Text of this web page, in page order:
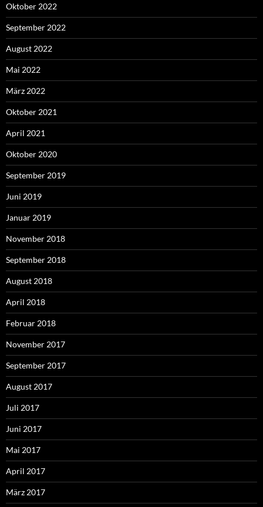
Oktober 2022
September 2022
August 2022
Mai 2022
März 2022
Oktober 2021
April 2021
Oktober 2020
September 2019
Juni 2019
Januar 2019
November 2018
September 2018
August 2018
April 2018
Februar 2018
November 2017
September 2017
August 2017
Juli 2017
Juni 2017
Mai 2017
April 2017
März 2017